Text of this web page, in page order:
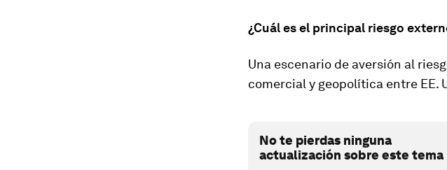
¿Cuál es el principal riesgo
Una escenario de aversión al
comercial y geopolítica entre EE.
No te pierdas ninguna
actualización sobre este tema